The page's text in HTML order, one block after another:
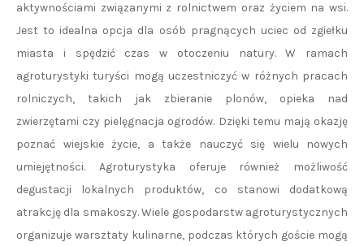
aktywnościami związanymi z rolnictwem oraz życiem na wsi.
Jest to idealna opcja dla osób pragnących uciec od zgiełku
miasta i spędzić czas w otoczeniu natury. W ramach
agroturystyki turyści mogą uczestniczyć w różnych pracach
rolniczych, takich jak zbieranie plonów, opieka nad
zwierzętami czy pielęgnacja ogrodów. Dzięki temu mają okazję
poznać wiejskie życie, a także nauczyć się wielu nowych
umiejętności. Agroturystyka oferuje również możliwość
degustacji lokalnych produktów, co stanowi dodatkową
atrakcję dla smakoszy. Wiele gospodarstw agroturystycznych
organizuje warsztaty kulinarne, podczas których goście mogą